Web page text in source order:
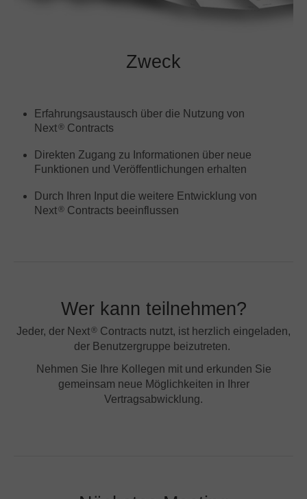
Zweck
Erfahrungsaustausch über die Nutzung von
Next®Contracts
Direkten Zugang zu Informationen über neue
Funktionen und Veröffentlichungen erhalten
Durch Ihren Input die weitere Entwicklung von
Next®Contracts beeinflussen
Wer kann teilnehmen?
Jeder, der Next®Contracts nutzt, ist herzlich eingeladen,
der Benutzergruppe beizutreten.
Nehmen Sie Ihre Kollegen mit und erkunden Sie
gemeinsam neue Möglichkeiten in Ihrer
Vertragsabwicklung.